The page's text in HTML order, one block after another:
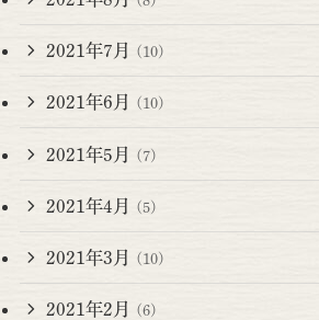
2021年7月 (10)
2021年6月 (10)
2021年5月 (7)
2021年4月 (5)
2021年3月 (10)
2021年2月 (6)